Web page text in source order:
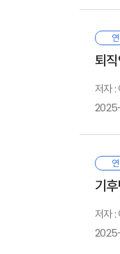
(
퇴
저자 :
기
저자 :